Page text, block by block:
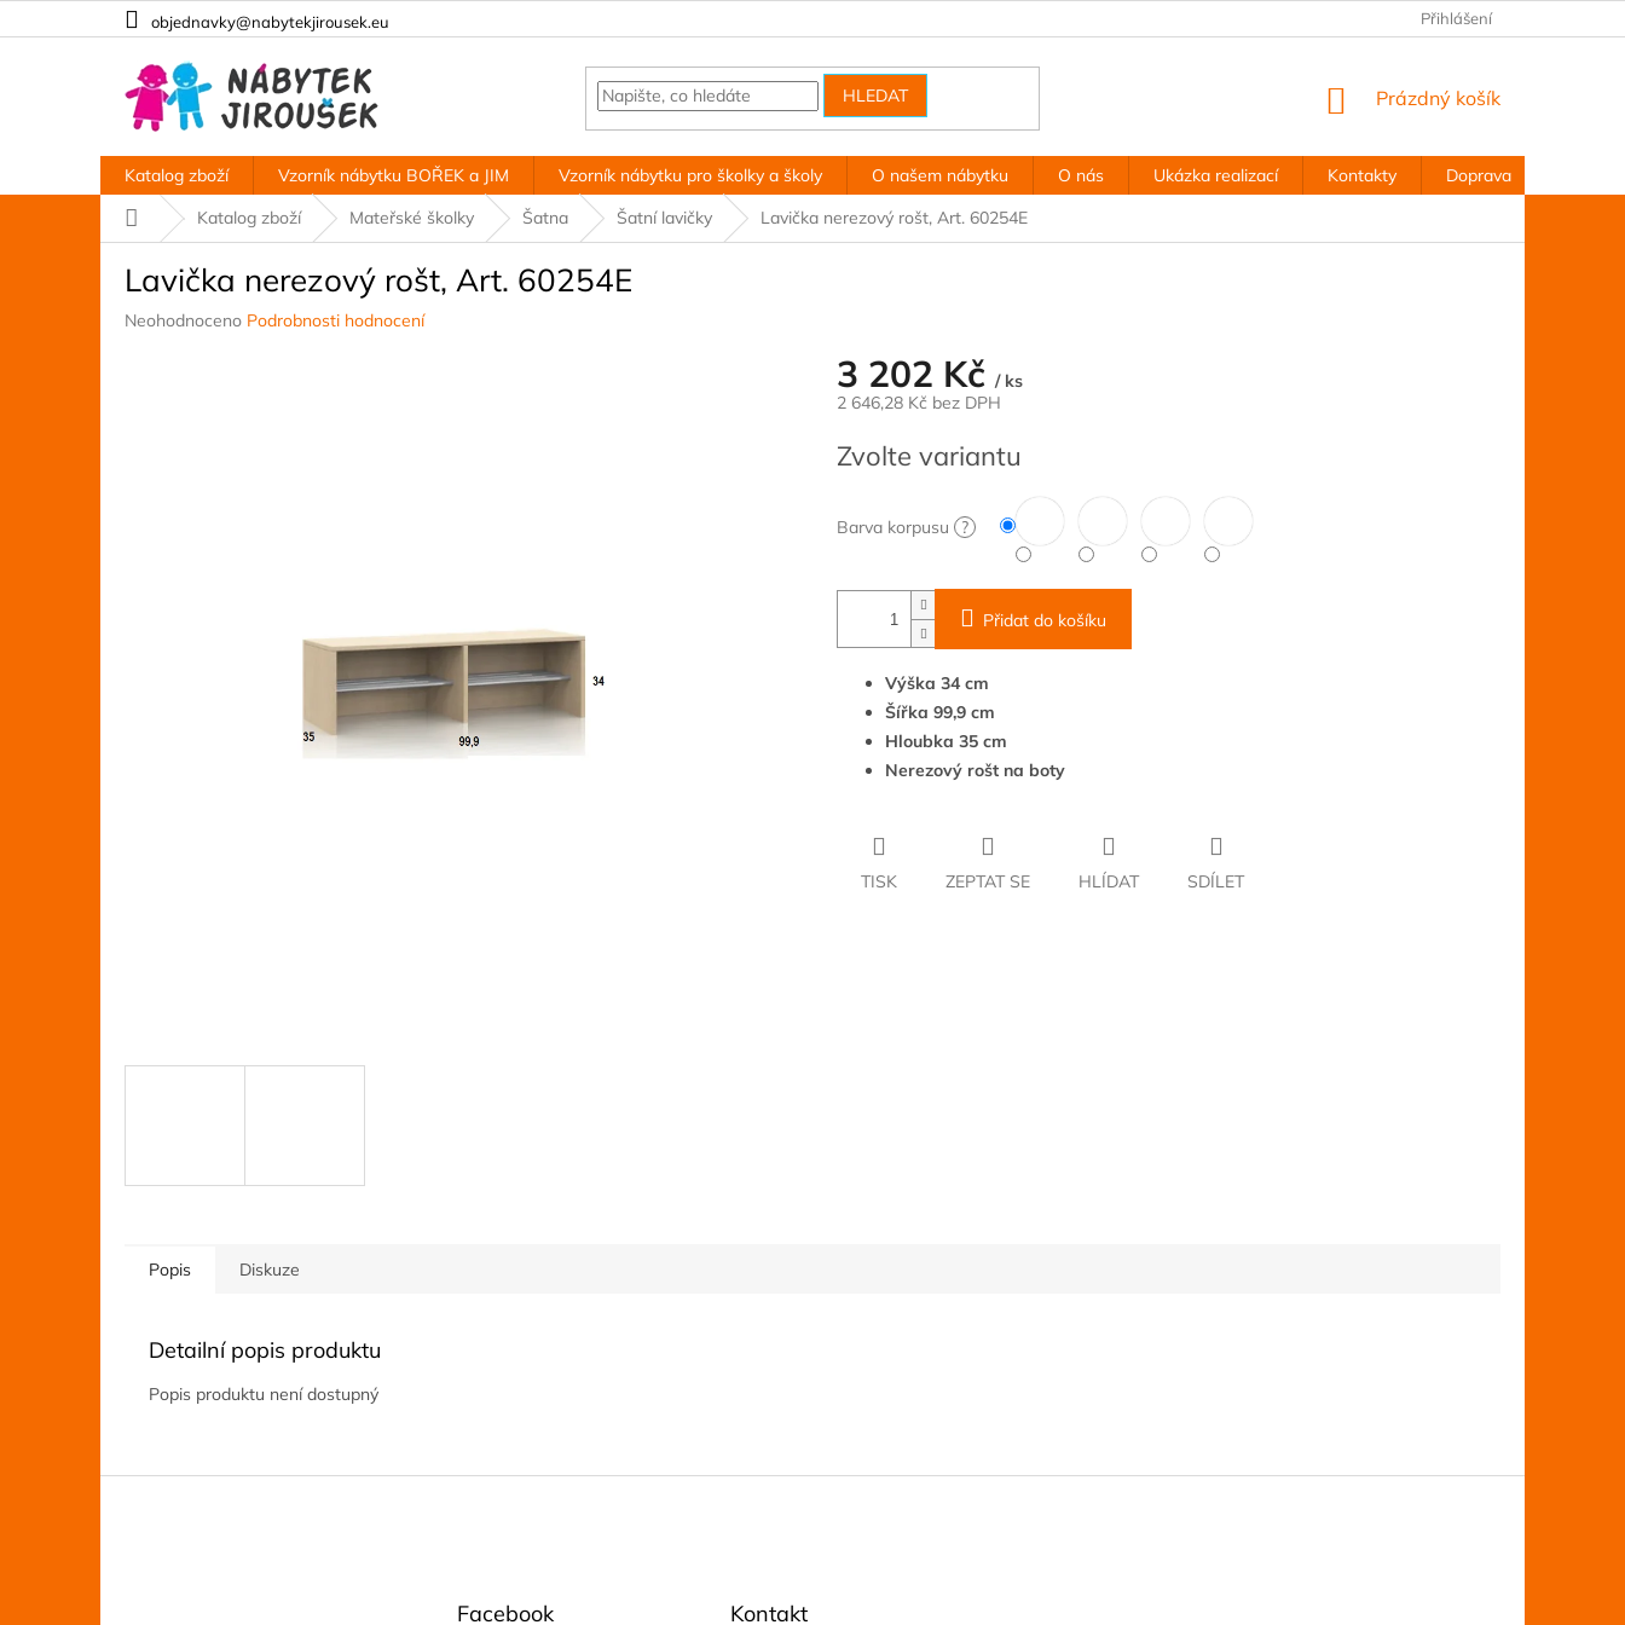
na
objednavky@nabytekjirousek.eu Přihlášení
HLEDAT
NÁKUPNÍ
Prázdný košík
Katalog zboží Vzorník nábytku BOŘEK a JIM Vzorník nábytku pro školky a školy O našem nábytku O nás Ukázka realizací Kontakty Doprava
Domů
Katalog zboží Mateřské školky Šatna Šatní lavičky Lavička nerezový rošt, Art. 60254E
Lavička nerezový rošt, Art. 60254E
Průměrné
Neohodnoceno Podrobnosti hodnocení
3 202 Kč / ks
2 646,28 Kč bez DPH
cena:
Zvolte variantu
Barva korpusu ?
Přidat do košíku
Výška 34 cm
Šířka 99,9 cm
Hloubka 35 cm
Nerezový rošt na boty
TISK ZEPTAT SE HLÍDAT SDÍLET
Popis Diskuze
Detailní popis produktu
Popis produktu není dostupný
Facebook Kontakt